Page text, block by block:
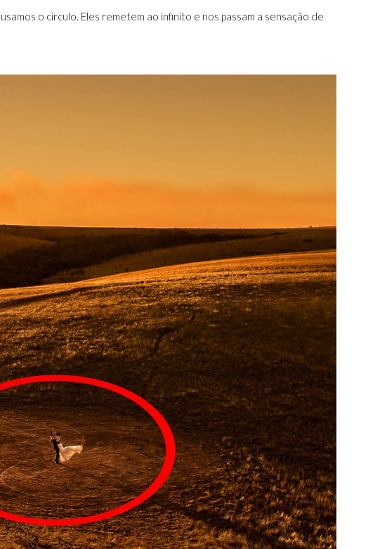
o círculo. Eles remetem ao infinito e nos passam a sensação de